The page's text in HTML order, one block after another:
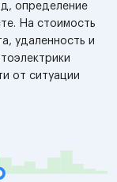
определение
На стоимость
удаленность и
от ситуации